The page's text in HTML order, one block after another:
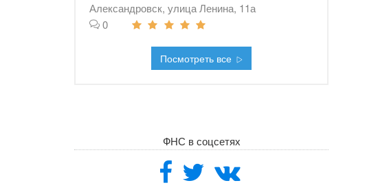
Александровск, улица Ленина, 11а
0
Посмотреть все
ФНС в соцсетях